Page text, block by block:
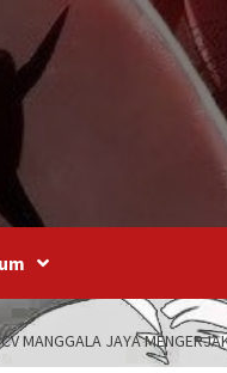
CV MANGGALA JAYA